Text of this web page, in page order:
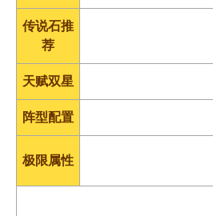
传说石推
荐
天赋双星
阵型配置
极限属性